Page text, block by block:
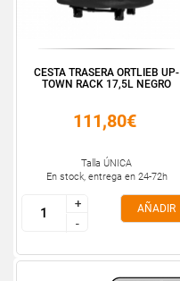
CESTA TRASERA ORTLIEB UP-
TOWN RACK 17,5L NEGRO
111,80€
Talla ÚNICA
En stock, entrega en 24-72h
+
-
+
-
AÑADIR